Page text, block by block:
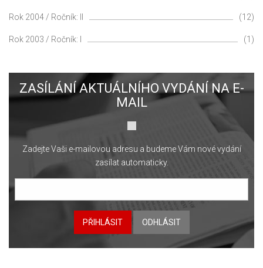
Rok 2004 / Ročník: II (12)
Rok 2003 / Ročník: I (1)
ZASÍLÁNÍ AKTUÁLNÍHO VYDÁNÍ NA E-
MAIL
Zadejte Vaši e-mailovou adresu a budeme Vám nové vydání
zasílat automaticky.
PŘIHLÁSIT ODHLÁSIT